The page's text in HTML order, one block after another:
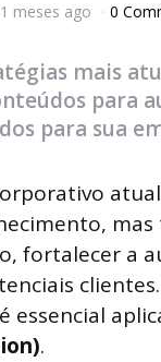
meses ago 0
mais
para
para sua
fortalecer a
essencial
.